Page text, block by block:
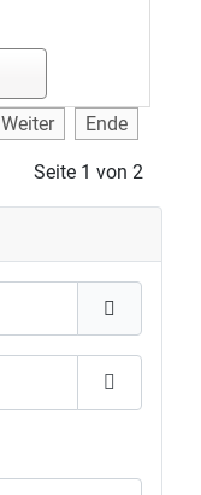
Weiter Ende
Seite 1 von 2
Passwort